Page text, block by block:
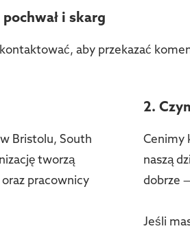
i skarg
aby przekazać
Bristolu, South
tworzą
pracownicy
2.
Cenimy
naszą
dobrze
Jeśli